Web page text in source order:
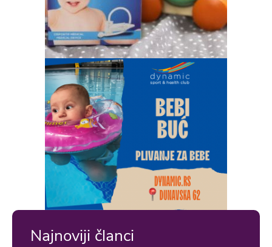
Najnoviji članci